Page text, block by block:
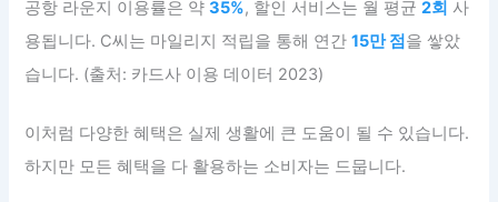
공항 라운지 이용률은 약35%, 할인 서비스는 월 평균2회 사
용됩니다. C씨는 마일리지 적립을 통해 연간15만 점을 쌓았
습니다. (출처: 카드사 이용 데이터 2023)
이처럼 다양한 혜택은 실제 생활에 큰 도움이 될 수 있습니다.
하지만 모든 혜택을 다 활용하는 소비자는 드뭅니다.